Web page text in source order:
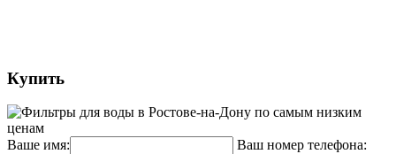
Купить
Ваше имя:
Ваш номер телефона: